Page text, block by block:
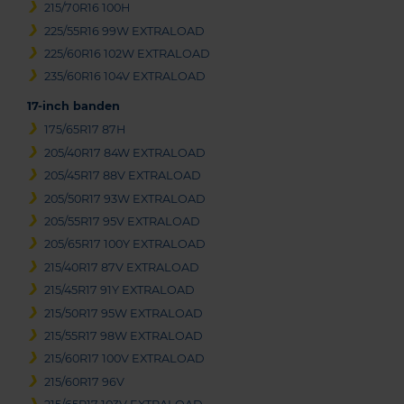
215/70R16 100H
225/55R16 99W EXTRALOAD
225/60R16 102W EXTRALOAD
235/60R16 104V EXTRALOAD
17-inch banden
175/65R17 87H
205/40R17 84W EXTRALOAD
205/45R17 88V EXTRALOAD
205/50R17 93W EXTRALOAD
205/55R17 95V EXTRALOAD
205/65R17 100Y EXTRALOAD
215/40R17 87V EXTRALOAD
215/45R17 91Y EXTRALOAD
215/50R17 95W EXTRALOAD
215/55R17 98W EXTRALOAD
215/60R17 100V EXTRALOAD
215/60R17 96V